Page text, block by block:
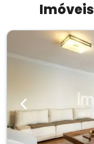
Imóveis
Previous